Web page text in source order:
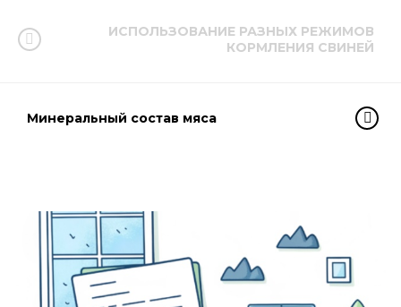
ИСПОЛЬЗОВАНИЕ РАЗНЫХ РЕЖИМОВ
КОРМЛЕНИЯ СВИНЕЙ
Минеральный состав мяса